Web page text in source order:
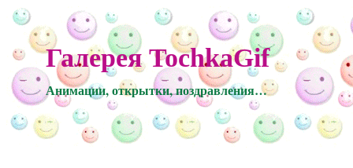
Галерея TochkaGif
Анимации, открытки, поздравления…